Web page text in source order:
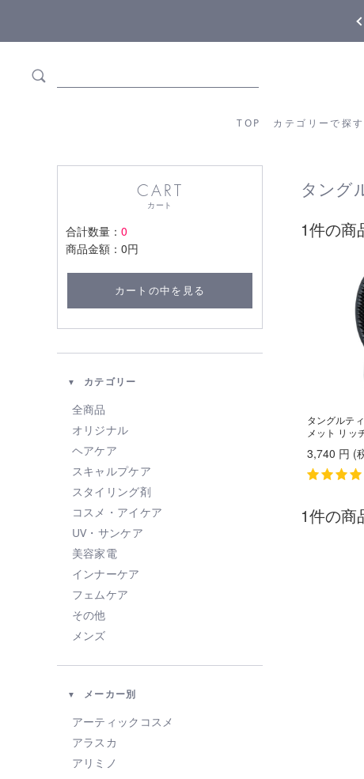
TOP カテゴリーで探す
カテゴリーから
CART
カート
合計数量： 0
商品金額： 0円
カートの中を見る
カテゴリー
全商品
オリジナル
ヘアケア
スキャルプケア
スタイリング剤
コスメ・アイケア
UV・サンケア
美容家電
インナーケア
フェムケア
その他
メンズ
メーカー別
アーティックコスメ
アラスカ
アリミノ
タング
1件の商
タングルテ
メット リッ
3,740 円 (
1件の商